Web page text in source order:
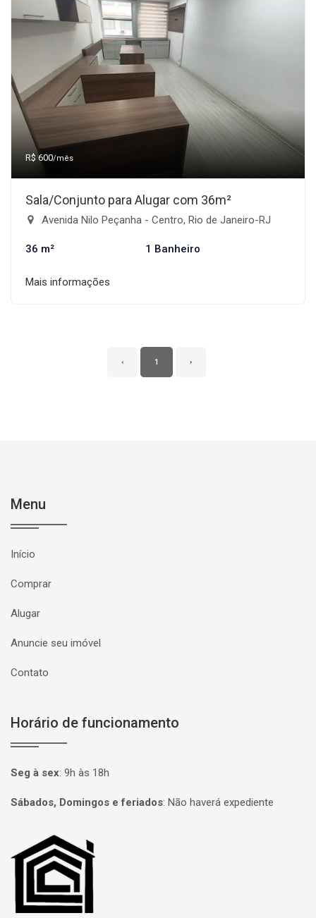
R$ 600/mês
Sala/Conjunto para Alugar com 36m²
Avenida Nilo Peçanha - Centro, Rio de Janeiro-RJ
36 m² 1 Banheiro
Mais informações
‹ 1 ›
Menu
Início
Comprar
Alugar
Anuncie seu imóvel
Contato
Horário de funcionamento
Seg à sex: 9h às 18h
Sábados, Domingos e feriados: Não haverá expediente
Página inicial